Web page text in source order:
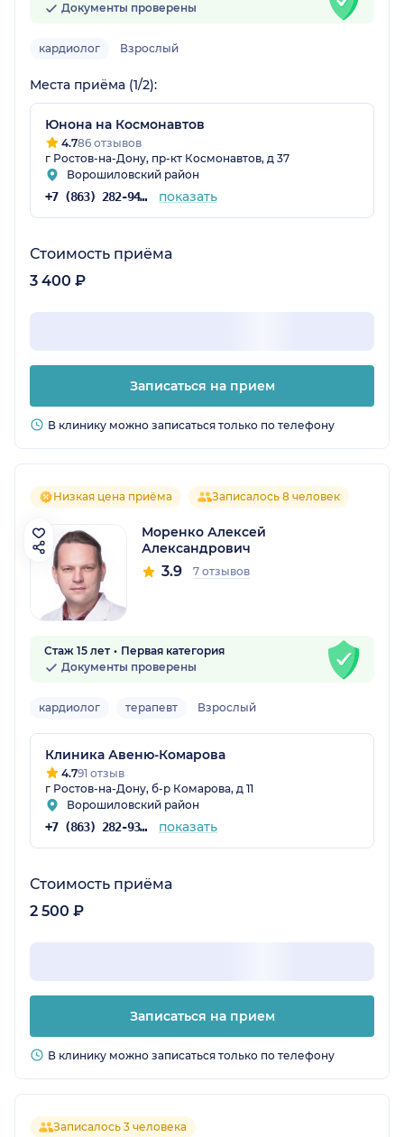
Документы проверены
кардиолог Взрослый
Места приёма (1/2):
Юнона на Космонавтов
4.786 отзывов
г Ростов-на-Дону, пр-кт Космонавтов, д 37
Ворошиловский район
+7 (863) 282-94-42 показать
Стоимость приёма
3 400 ₽
Записаться на прием
В клинику можно записаться только по телефону
Низкая цена приёма Записалось 8 человек
Моренко Алексей
Александрович
3.9 7 отзывов
Стаж 15 лет
Первая категория
Документы проверены
кардиолог терапевт Взрослый
Клиника Авеню-Комарова
4.791 отзыв
г Ростов-на-Дону, б-р Комарова, д 11
Ворошиловский район
+7 (863) 282-93-77 показать
Стоимость приёма
2 500 ₽
Записаться на прием
В клинику можно записаться только по телефону
Записалось 3 человека